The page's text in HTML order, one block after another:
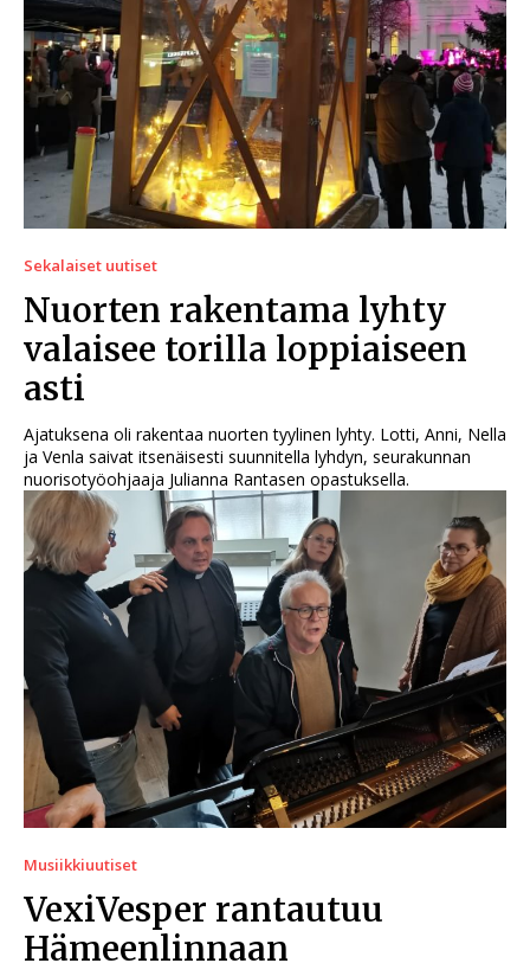
Sekalaiset uutiset
Nuorten rakentama lyhty
valaisee torilla loppiaiseen
asti
Ajatuksena oli rakentaa nuorten tyylinen lyhty. Lotti, Anni, Nella
ja Venla saivat itsenäisesti suunnitella lyhdyn, seurakunnan
nuorisotyöohjaaja Julianna Rantasen opastuksella.
Musiikkiuutiset
VexiVesper rantautuu
Hämeenlinnaan